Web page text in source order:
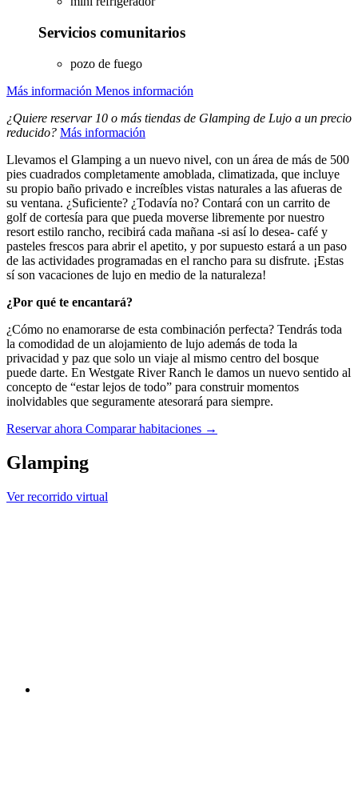
Servicios comunitarios
pozo de fuego
Más información Menos información
¿Quiere reservar 10 o más tiendas de Glamping de Lujo a un precio
reducido? Más información
Llevamos el Glamping a un nuevo nivel, con un área de más de 500
pies cuadrados completamente amoblada, climatizada, que incluye
su propio baño privado e increíbles vistas naturales a las afueras de
su ventana. ¿Suficiente? ¿Todavía no? Contará con un carrito de
golf de cortesía para que pueda moverse libremente por nuestro
resort estilo rancho, recibirá cada mañana -si así lo desea- café y
pasteles frescos para abrir el apetito, y por supuesto estará a un paso
de las actividades programadas en el rancho para su disfrute. ¡Estas
sí son vacaciones de lujo en medio de la naturaleza!
¿Por qué te encantará?
¿Cómo no enamorarse de esta combinación perfecta? Tendrás toda
la comodidad de un alojamiento de lujo además de toda la
privacidad y paz que solo un viaje al mismo centro del bosque
puede darte. En Westgate River Ranch le damos un nuevo sentido al
concepto de “estar lejos de todo” para construir momentos
inolvidables que seguramente atesorará para siempre.
Reservar ahora Comparar habitaciones →
Glamping
Ver recorrido virtual